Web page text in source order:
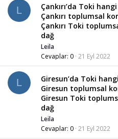
L
Çankırı’da Toki
Çankırı toplumsal
Çankırı Toki
dağ
Leila
Cevaplar 0 21 Eyl 2022
L
Giresun’da Toki
Giresun toplumsal
Giresun Toki
dağ
Leila
Cevaplar 0 21 Eyl 2022